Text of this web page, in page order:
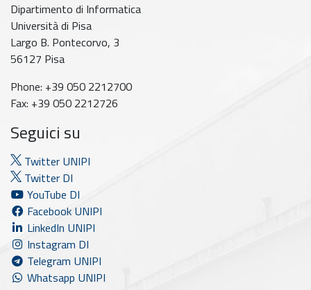
Dipartimento di Informatica
Università di Pisa
Largo B. Pontecorvo, 3
56127 Pisa
Phone: +39 050 2212700
Fax: +39 050 2212726
Seguici su
Twitter UNIPI
Twitter DI
YouTube DI
Facebook UNIPI
LinkedIn UNIPI
Instagram DI
Telegram UNIPI
Whatsapp UNIPI